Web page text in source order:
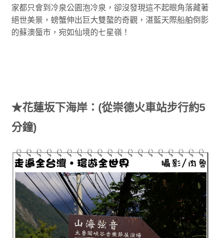
家都只會到冷泉公園泡冷泉，卻沒發現這不起眼角落藏著
絕世美景，螃蟹伸出巨大雙螯的奇觀，湛藍天際船舶倒影
的蘇澳蜃市，宛如仙境的七星嶺！
★花蓮坂下海岸：(從崇德火車站步行約5
分鐘)